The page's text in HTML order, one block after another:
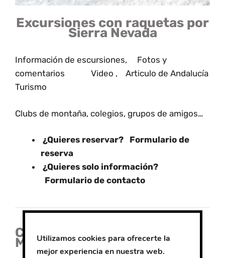
Excursiones con raquetas por
Sierra Nevada
Información de escursiones, Fotos y
comentarios
Video , Articulo de Andalucía
Turismo
Clubs de montaña, colegios, grupos de amigos…
¿Quieres reservar? Formulario de
reserva
¿Quieres solo información?
Formulario de contacto
Cursos de Formación en
Montaña
Utilizamos cookies para ofrecerte la
mejor experiencia en nuestra web.